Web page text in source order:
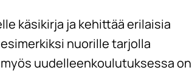
käsikirja ja kehittää erilaisia
nuorille tarjolla
uudelleenkoulutuksessa on